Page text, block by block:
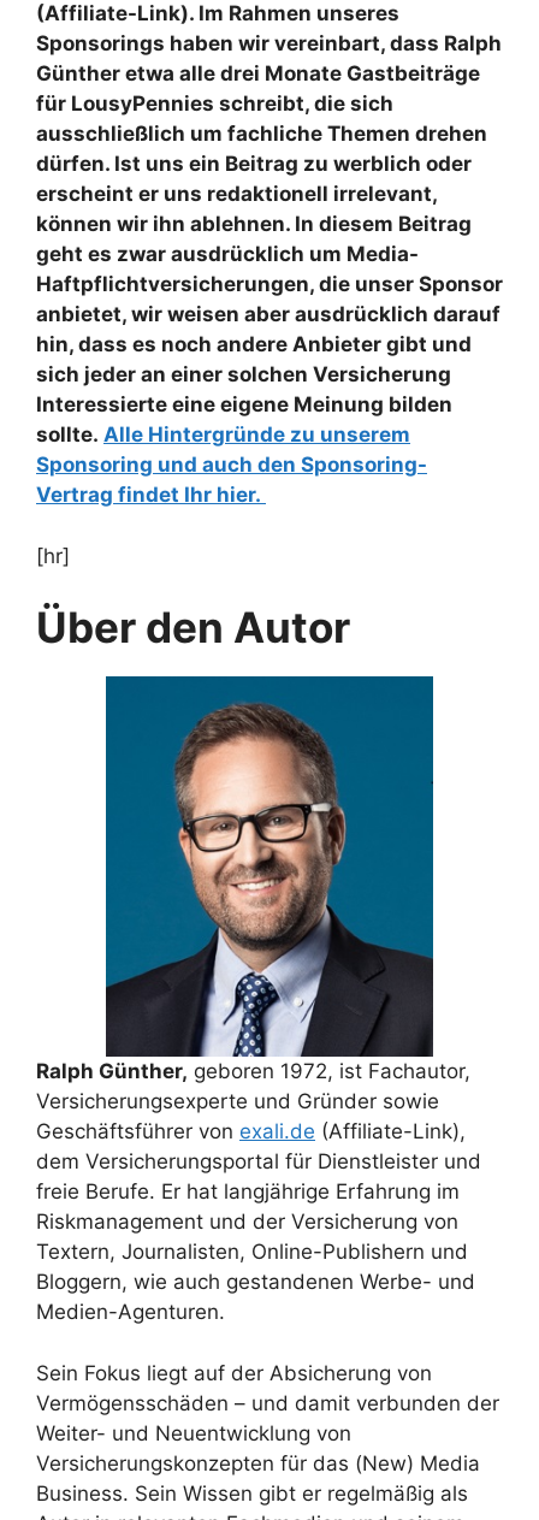
(Affiliate-Link). Im Rahmen unseres
Sponsorings haben wir vereinbart, dass Ralph
Günther etwa alle drei Monate Gastbeiträge
für LousyPennies schreibt, die sich
ausschließlich um fachliche Themen drehen
dürfen. Ist uns ein Beitrag zu werblich oder
erscheint er uns redaktionell irrelevant,
können wir ihn ablehnen. In diesem Beitrag
geht es zwar ausdrücklich um Media-
Haftpflichtversicherungen, die unser Sponsor
anbietet, wir weisen aber ausdrücklich darauf
hin, dass es noch andere Anbieter gibt und
sich jeder an einer solchen Versicherung
Interessierte eine eigene Meinung bilden
sollte. Alle Hintergründe zu unserem
Sponsoring und auch den Sponsoring-
Vertrag findet Ihr hier.
[hr]
Über den Autor
Ralph Günther, geboren 1972, ist Fachautor,
Versicherungsexperte und Gründer sowie
Geschäftsführer von exali.de (Affiliate-Link),
dem Versicherungsportal für Dienstleister und
freie Berufe. Er hat langjährige Erfahrung im
Riskmanagement und der Versicherung von
Textern, Journalisten, Online-Publishern und
Bloggern, wie auch gestandenen Werbe- und
Medien-Agenturen.
Sein Fokus liegt auf der Absicherung von
Vermögensschäden – und damit verbunden der
Weiter- und Neuentwicklung von
Versicherungskonzepten für das (New) Media
Business. Sein Wissen gibt er regelmäßig als